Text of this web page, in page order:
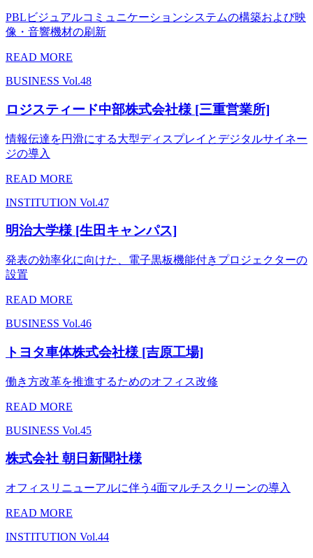
PBLビジュアルコミュニケーションシステムの構築および映
像・音響機材の刷新
READ MORE
BUSINESS Vol.48
ロジスティード中部株式会社様 [三重営業所]
情報伝達を円滑にする大型ディスプレイとデジタルサイネー
ジの導入
READ MORE
INSTITUTION Vol.47
明治大学様 [生田キャンパス]
発表の効率化に向けた、電子黒板機能付きプロジェクターの
設置
READ MORE
BUSINESS Vol.46
トヨタ車体株式会社様 [吉原工場]
働き方改革を推進するためのオフィス改修
READ MORE
BUSINESS Vol.45
株式会社 朝日新聞社様
オフィスリニューアルに伴う4面マルチスクリーンの導入
READ MORE
INSTITUTION Vol.44